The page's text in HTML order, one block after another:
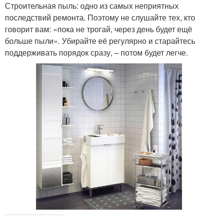
Строительная пыль: одно из самых неприятных
последствий ремонта. Поэтому не слушайте тех, кто
говорит вам: «пока не трогай, через день будет ещё
больше пыли». Убирайте её регулярно и старайтесь
поддерживать порядок сразу, – потом будет легче.